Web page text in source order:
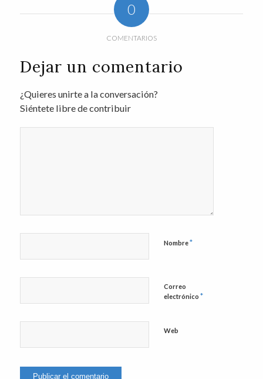
0
COMENTARIOS
Dejar un comentario
¿Quieres unirte a la conversación?
Siéntete libre de contribuir
Nombre*
Correo
electrónico *
Web